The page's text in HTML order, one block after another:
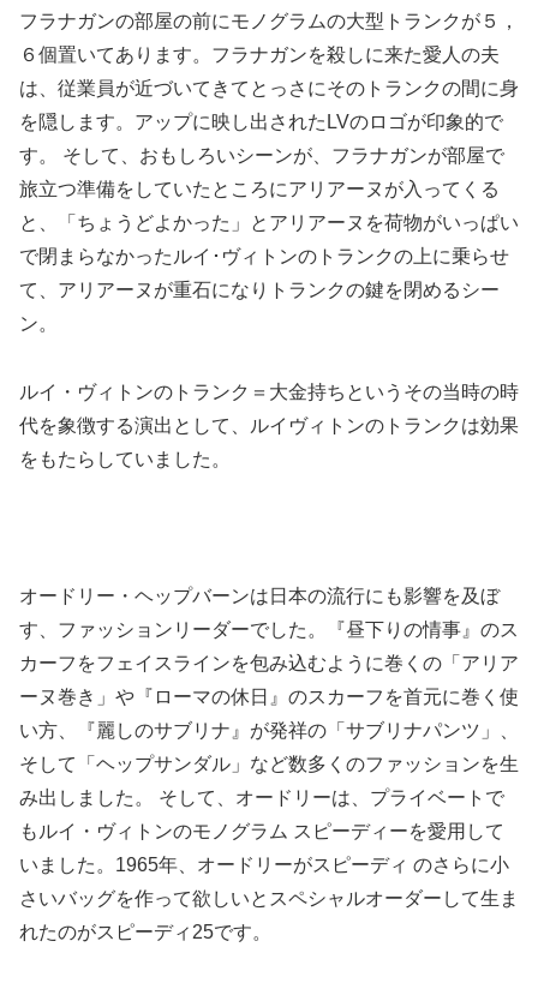
フラナガンの部屋の前にモノグラムの大型トランクが５，
６個置いてあります。フラナガンを殺しに来た愛人の夫
は、従業員が近づいてきてとっさにそのトランクの間に身
を隠します。アップに映し出されたLVのロゴが印象的で
す。 そして、おもしろいシーンが、フラナガンが部屋で
旅立つ準備をしていたところにアリアーヌが入ってくる
と、「ちょうどよかった」とアリアーヌを荷物がいっぱい
で閉まらなかったルイ･ヴィトンのトランクの上に乗らせ
て、アリアーヌが重石になりトランクの鍵を閉めるシー
ン。
ルイ・ヴィトンのトランク＝大金持ちというその当時の時
代を象徴する演出として、ルイヴィトンのトランクは効果
をもたらしていました。
オードリー・ヘップバーンは日本の流行にも影響を及ぼ
す、ファッションリーダーでした。『昼下りの情事』のス
カーフをフェイスラインを包み込むように巻くの「アリア
ーヌ巻き」や『ローマの休日』のスカーフを首元に巻く使
い方、『麗しのサブリナ』が発祥の「サブリナパンツ」、
そして「ヘップサンダル」など数多くのファッションを生
み出しました。 そして、オードリーは、プライベートで
もルイ・ヴィトンのモノグラム スピーディーを愛用して
いました。1965年、オードリーがスピーディ のさらに小
さいバッグを作って欲しいとスペシャルオーダーして生ま
れたのがスピーディ25です。